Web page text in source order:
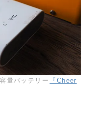
量バッテリー
『Cheer